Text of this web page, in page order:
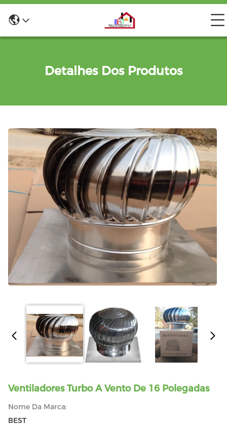
Detalhes Dos Produtos
Ventiladores Turbo A Vento De 16 Polegadas
Nome Da Marca:
BEST